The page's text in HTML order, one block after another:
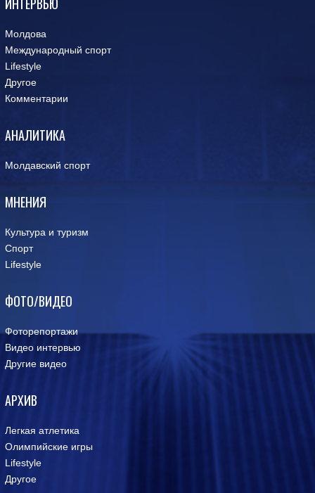
Молдова
Международный спорт
Lifestyle
Другое
Комментарии
АНАЛИТИКА
Молдавский спорт
МНЕНИЯ
Культура и туризм
Спорт
Lifestyle
ФОТО/ВИДЕО
Фоторепортажи
Видео интервью
Другие видео
АРХИВ
Легкая атлетика
Олимпийские игры
Lifestyle
Другое